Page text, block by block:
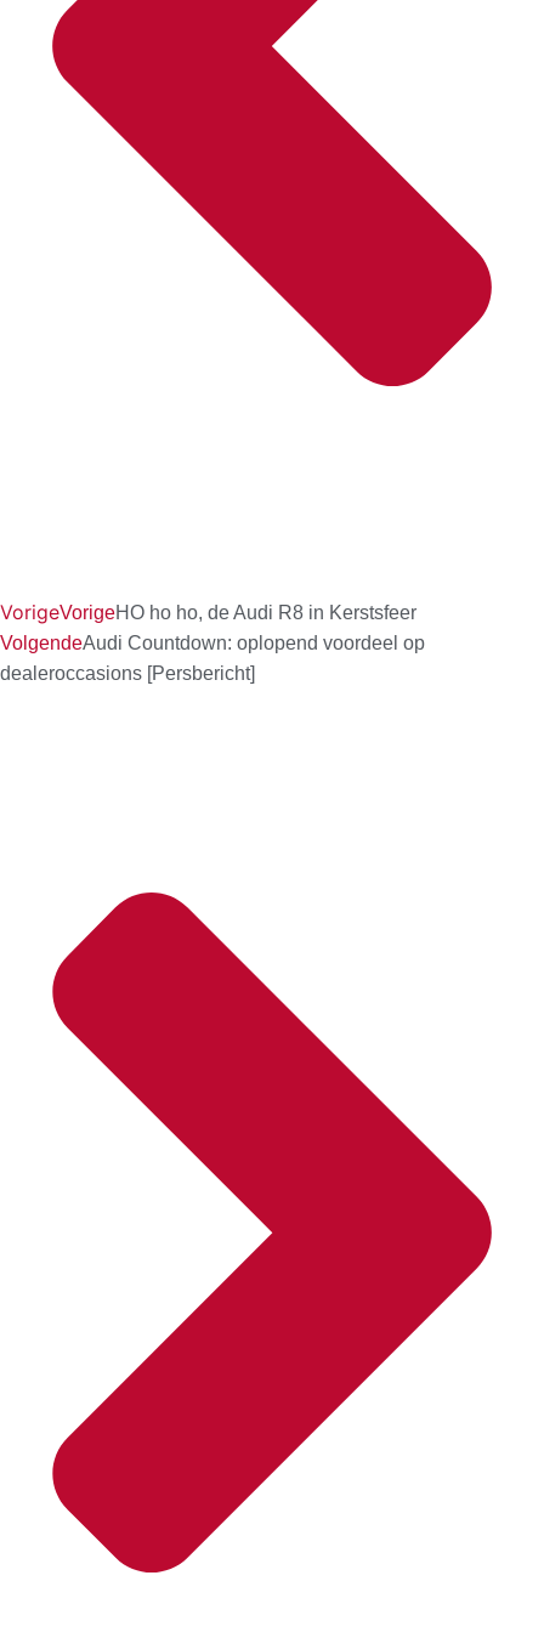
VorigeVorigeHO ho ho, de Audi R8 in Kerstsfeer
VolgendeAudi Countdown: oplopend voordeel op
dealeroccasions [Persbericht]